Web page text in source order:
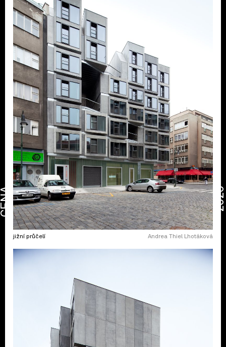
jižní průčelí Andrea Thiel Lhotáková
CENA 2026